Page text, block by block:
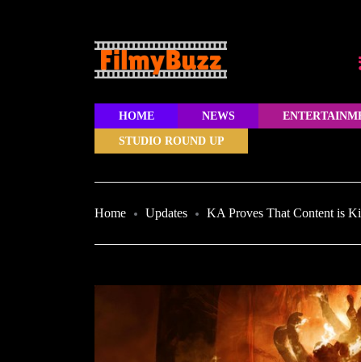
HOME NEWS
STUDIO ROUND UP
Home Updates KA Proves That Content is